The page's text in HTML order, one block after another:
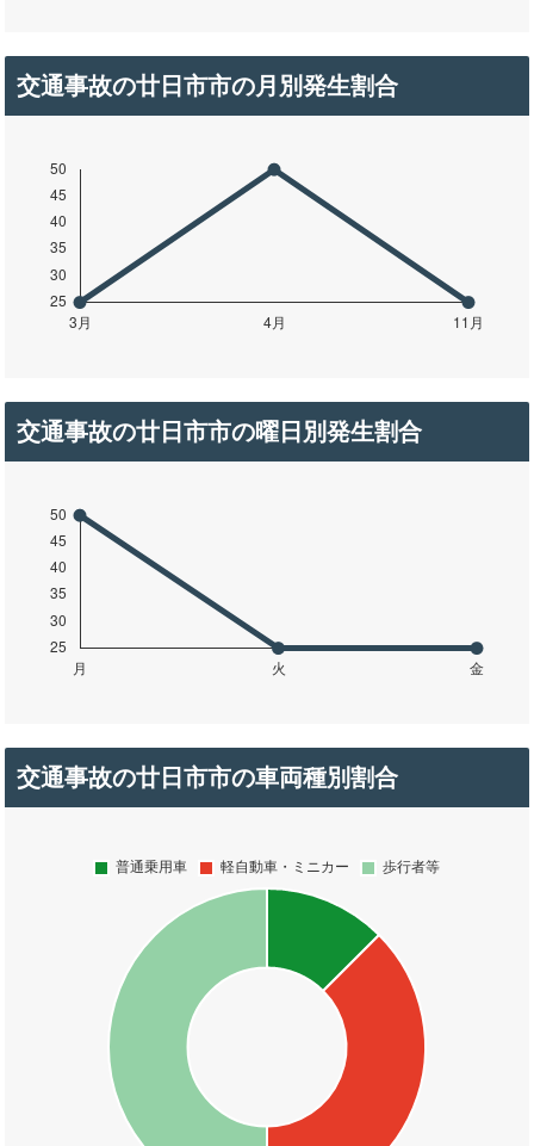
交通事故の廿日市市の月別発生割合
交通事故の廿日市市の曜日別発生割合
交通事故の廿日市市の車両種別割合